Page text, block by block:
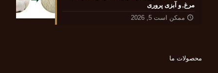
مرغ, و آبزی پروری
ممکن است 5, 2026
محصولات ما